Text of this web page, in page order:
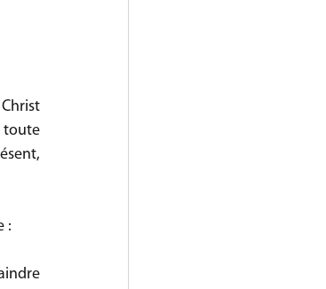
toute
: